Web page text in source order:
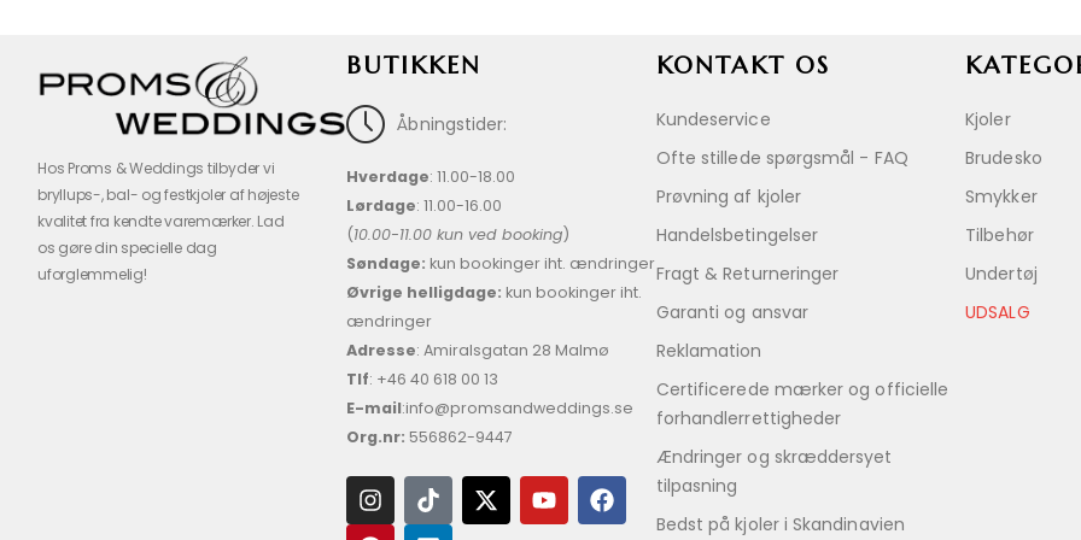
Hos Proms & Weddings tilbyder vi
bryllups-, bal- og festkjoler af højeste
kvalitet fra kendte varemærker. Lad
os gøre din specielle dag
uforglemmelig!
BUTIKKEN
Åbningstider:
Hverdage: 11.00-18.00
Lørdage: 11.00-16.00
(10.00-11.00 kun ved booking)
Søndage: kun bookinger iht. ændringer
Øvrige helligdage: kun bookinger iht.
ændringer
Adresse: Amiralsgatan 28 Malmø
Tlf: +46 40 618 ​00 13
E-mail:info@promsandweddings.se
Org.nr: 556862-9447
KONTAKT OS
Kundeservice
Ofte stillede spørgsmål - FAQ
Prøvning af kjoler
Handelsbetingelser
Fragt & Returneringer
Garanti og ansvar
Reklamation
Certificerede mærker og officielle
forhandlerrettigheder
Ændringer og skræddersyet
tilpasning
Bedst på kjoler i Skandinavien
Kjoler
Brudesko
Smykker
Tilbehør
Undertøj
UDSALG